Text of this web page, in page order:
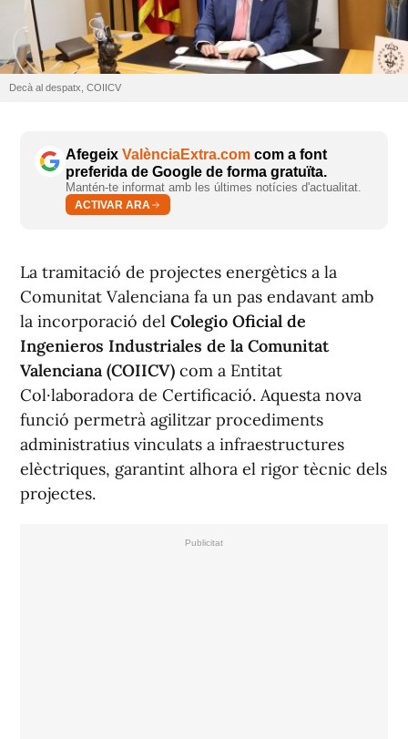
Decà al despatx, COIICV
Afegeix ValènciaExtra.com com a font
preferida de Google de forma gratuïta.
Mantén-te informat amb les últimes notícies d'actualitat.
ACTIVAR ARA
La tramitació de projectes energètics a la
Comunitat Valenciana fa un pas endavant amb
la incorporació del Colegio Oficial de
Ingenieros Industriales de la Comunitat
Valenciana (COIICV) com a Entitat
Col·laboradora de Certificació. Aquesta nova
funció permetrà agilitzar procediments
administratius vinculats a infraestructures
elèctriques, garantint alhora el rigor tècnic dels
projectes.